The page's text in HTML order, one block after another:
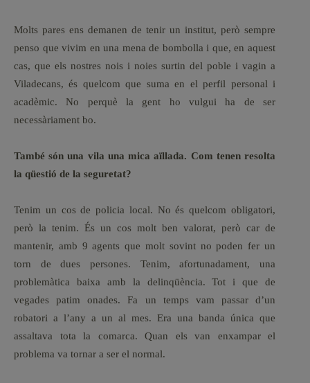
Molts pares ens demanen de tenir un institut, però sempre
penso que vivim en una mena de bombolla i que, en aquest
cas, que els nostres nois i noies surtin del poble i vagin a
Viladecans, és quelcom que suma en el perfil personal i
acadèmic. No perquè la gent ho vulgui ha de ser
necessàriament bo.
També són una vila una mica aïllada. Com tenen resolta
la qüestió de la seguretat?
Tenim un cos de policia local. No és quelcom obligatori,
però la tenim. És un cos molt ben valorat, però car de
mantenir, amb 9 agents que molt sovint no poden fer un
torn de dues persones. Tenim, afortunadament, una
problemàtica baixa amb la delinqüència. Tot i que de
vegades patim onades. Fa un temps vam passar d’un
robatori a l’any a un al mes. Era una banda única que
assaltava tota la comarca. Quan els van enxampar el
problema va tornar a ser el normal.